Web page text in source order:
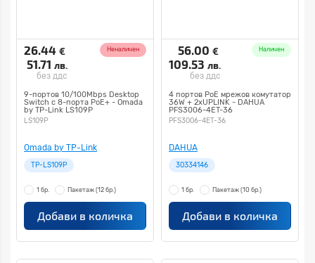
26.44 €
51.71 лв.
без ддс
Неналичен
9-портов 10/100Mbps Desktop
Switch с 8-порта PoE+ - Omada
by TP-Link LS109P
LS109P
Omada by TP-Link
TP-LS109P
1 бр. Пакетаж (12 бр.)
Добави в количка
56.00 €
109.53 лв.
без ддс
Наличен
4 портов PoE мрежов комутатор
36W + 2xUPLINK - DAHUA
PFS3006-4ET-36
PFS3006-4ET-36
DAHUA
30334146
1 бр. Пакетаж (10 бр.)
Добави в количка